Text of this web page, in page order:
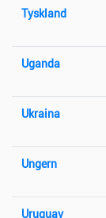
Tyskland
Uganda
Ukraina
Ungern
Uruguay